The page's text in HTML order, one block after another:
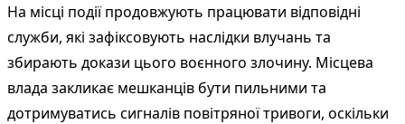
На місці події продовжують працювати відповідні
служби, які зафіксовують наслідки влучань та
збирають докази цього воєнного злочину. Місцева
влада закликає мешканців бути пильними та
дотримуватись сигналів повітряної тривоги, оскільки